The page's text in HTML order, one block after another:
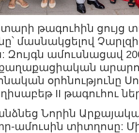
թագուհին ցույց
մասնակցելով
Զույգն ամուսնացավ
քաղաքացիական
օրհնությունը
II թագուհու
Նորին
ամուսին տիտղոսը: